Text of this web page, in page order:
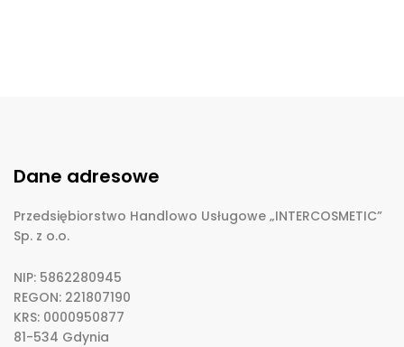
Dane adresowe
Przedsiębiorstwo Handlowo Usługowe „INTERCOSMETIC”
Sp. z o.o.
NIP: 5862280945
REGON: 221807190
KRS: 0000950877
81-534 Gdynia